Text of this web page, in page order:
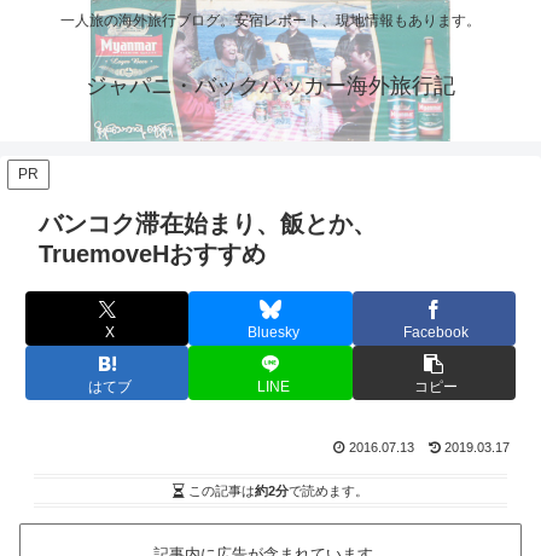
一人旅の海外旅行ブログ。安宿レポート、現地情報もあります。
ジャパニ・バックパッカー海外旅行記
PR
バンコク滞在始まり、飯とか、
TruemoveHおすすめ
X Bluesky Facebook
はてブ LINE コピー
2016.07.13 2019.03.17
この記事は約2分で読めます。